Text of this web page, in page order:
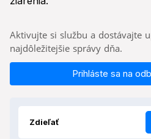
Aktivujte si službu a dostávajte
najdôležitejšie správy dňa.
Prihláste sa na
Zdieľať